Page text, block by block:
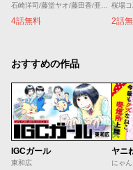
4話無料
桜場
2話
おすすめの作品
IGCガール
東和広
ヤニ
にゃ